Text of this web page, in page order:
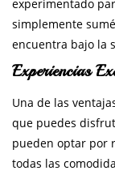
experimentado
simplemente
encuentra bajo la
Experiencias
Una de las
que puedes
pueden optar por
todas las